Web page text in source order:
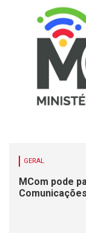
GERAL
MCom pode